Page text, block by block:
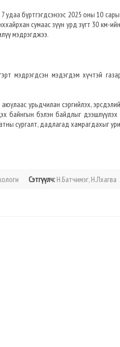
удаа бүртгэгдсэнээс 2025 оны 10
сумаас зүүн урд зүгт 30 км-
мэдрэгджээ.
мэдрэгдсэн мэдэгдэм хүчтэй
урьдчилан сэргийлэх,
байнгын бэлэн байдлыг дээшлүүлэх
сургалт, дадлагад хамрагдахыг
Сэтгүүлч: Н.Батчимэг, Н.Лхагва